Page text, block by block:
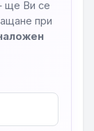
ще Ви се
при